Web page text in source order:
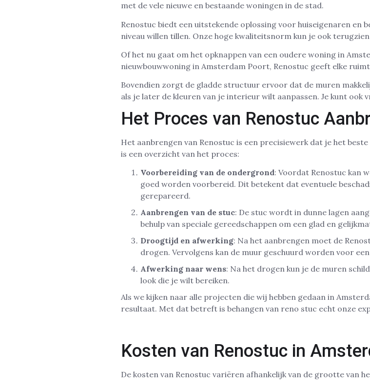
met de vele nieuwe en bestaande woningen in de stad.
Renostuc biedt een uitstekende oplossing voor huiseigenaren en
niveau willen tillen. Onze hoge kwaliteitsnorm kun je ook
Of het nu gaat om het opknappen van een oudere woning in
nieuwbouwwoning in Amsterdam Poort, Renostuc geeft elke
Bovendien zorgt de gladde structuur ervoor dat de muren
als je later de kleuren van je interieur wilt aanpassen. Je kunt ook
Het Proces van Renostuc
Het aanbrengen van Renostuc is een precisiewerk dat je het
is een overzicht van het proces:
Voorbereiding van de ondergrond: Voordat Renostuc kan
goed worden voorbereid. Dit betekent dat eventuele
gerepareerd.
Aanbrengen van de stuc: De stuc wordt in dunne lagen
behulp van speciale gereedschappen om een glad en
Droogtijd en afwerking: Na het aanbrengen moet de
drogen. Vervolgens kan de muur geschuurd worden voor
Afwerking naar wens: Na het drogen kun je de muren
look die je wilt bereiken.
Als we kijken naar alle projecten die wij hebben gedaan in
resultaat. Met dat betreft is behangen van reno stuc echt onze
Kosten van Renostuc in
De kosten van Renostuc variëren afhankelijk van de grootte van